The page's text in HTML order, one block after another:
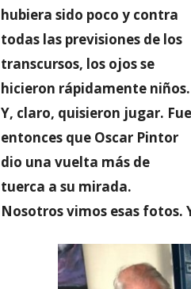
hubiera sido poco y contra
todas las previsiones de los
transcursos, los ojos se
hicieron rápidamente niños.
Y, claro, quisieron jugar. Fue
entonces que Oscar Pintor
dio una vuelta más de
tuerca a su mirada.
Nosotros vimos esas fotos.